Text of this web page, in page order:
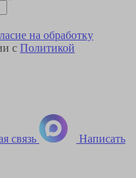
на обработку
с Политикой
связь Написать